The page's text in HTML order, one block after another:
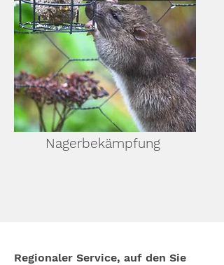
Nagerbekämpfung
Regionaler Service, auf den Sie